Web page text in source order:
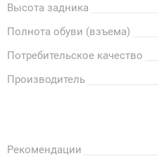
Высота задника
Полнота обуви (взъема)
Потребительское качество
Производитель
Рекомендации